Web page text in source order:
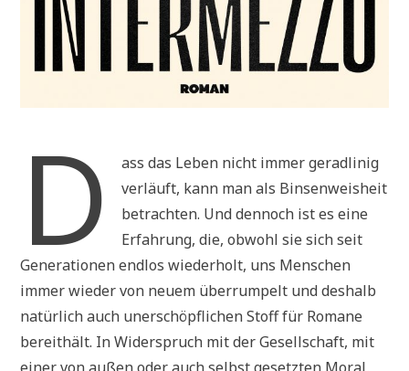
D
ass das Leben nicht immer geradlinig
verläuft, kann man als Binsenweisheit
betrachten. Und dennoch ist es eine
Erfahrung, die, obwohl sie sich seit
Generationen endlos wiederholt, uns Menschen
immer wieder von neuem überrumpelt und deshalb
natürlich auch unerschöpflichen Stoff für Romane
bereithält. In Widerspruch mit der Gesellschaft, mit